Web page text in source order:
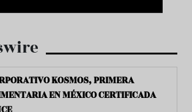
KOSMOS, PRIMERA
EN MÉXICO CERTIFICADA